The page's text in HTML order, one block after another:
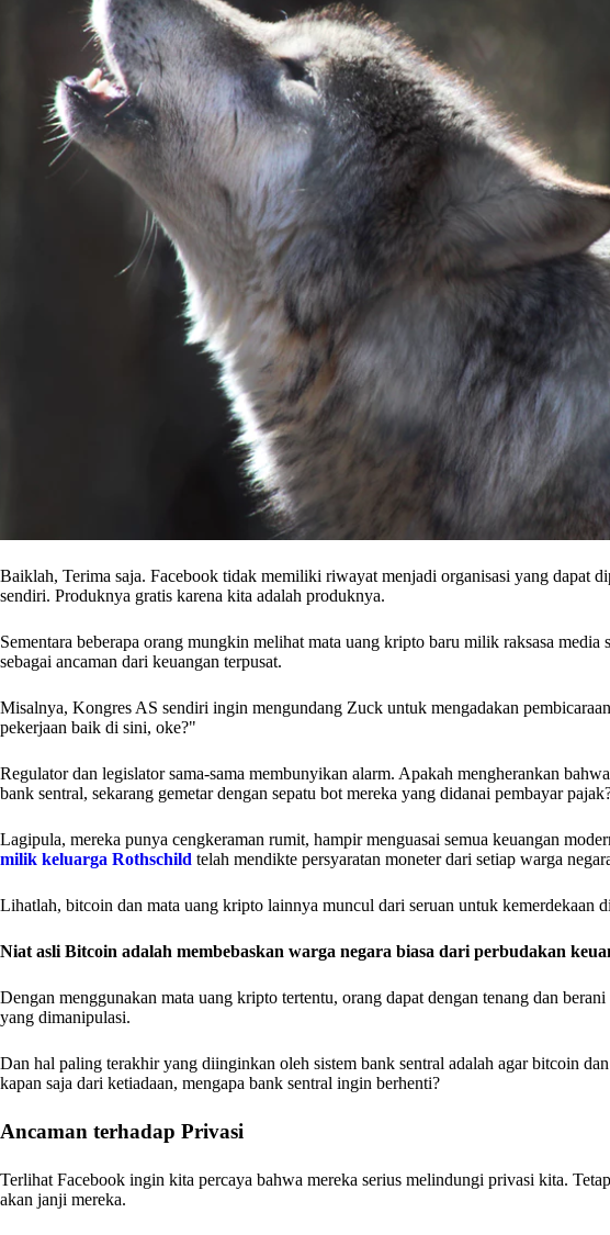
Baiklah, Terima saja. Facebook tidak memiliki riwayat menjadi organisasi yang dapat
sendiri. Produknya gratis karena kita adalah produknya.
Sementara beberapa orang mungkin melihat mata uang kripto baru milik raksasa
sebagai ancaman dari keuangan terpusat.
Misalnya, Kongres AS sendiri ingin mengundang Zuck untuk mengadakan
pekerjaan baik di sini, oke?"
Regulator dan legislator sama-sama membunyikan alarm. Apakah mengherankan
bank sentral, sekarang gemetar dengan sepatu bot mereka yang didanai pembayar
Lagipula, mereka punya cengkeraman rumit, hampir menguasai semua keuangan
milik keluarga Rothschild telah mendikte persyaratan moneter dari setiap warga
Lihatlah, bitcoin dan mata uang kripto lainnya muncul dari seruan untuk kemerdekaan
Niat asli Bitcoin adalah membebaskan warga negara biasa dari perbudakan
Dengan menggunakan mata uang kripto tertentu, orang dapat dengan tenang dan
yang dimanipulasi.
Dan hal paling terakhir yang diinginkan oleh sistem bank sentral adalah agar bitcoin
kapan saja dari ketiadaan, mengapa bank sentral ingin berhenti?
Ancaman terhadap Privasi
Terlihat Facebook ingin kita percaya bahwa mereka serius melindungi privasi kita.
akan janji mereka.